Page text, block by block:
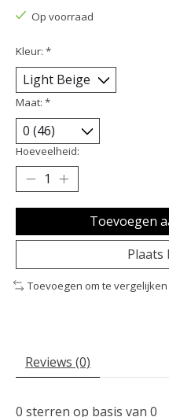
Op voorraad
Kleur: *
Maat: *
Hoeveelheid:
Toevoegen
Plaats
Toevoegen om te vergelijken
Reviews (0)
0 sterren op basis van 0